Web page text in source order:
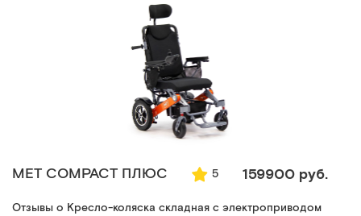
MET COMPACT ПЛЮС 5 159900 руб.
Отзывы о Кресло-коляска складная с электроприводом